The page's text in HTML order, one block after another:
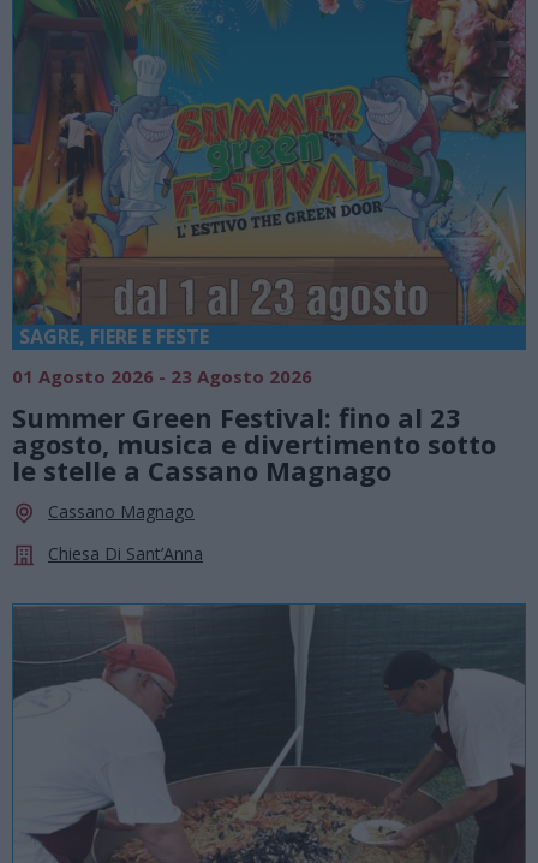
SAGRE, FIERE E FESTE
01 Agosto 2026 - 23 Agosto 2026
Summer Green Festival: fino al 23
agosto, musica e divertimento sotto
le stelle a Cassano Magnago
Cassano Magnago
Chiesa Di Sant’Anna